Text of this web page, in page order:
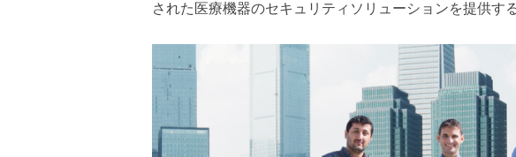
された医療機器のセキュリティソリューションを提供す